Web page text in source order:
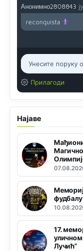
Анонимно2808843
reconquista
Прилагоди
Најаве
Магично
17.
уличном
Лучић“